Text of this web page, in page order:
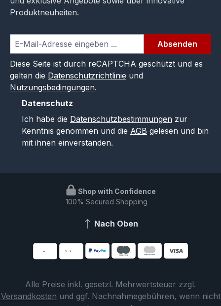
Produktneuheiten.
Absenden
Diese Seite ist durch reCAPTCHA geschützt und es
gelten die Datenschutzrichtlinie und
Nutzungsbedingungen.
Datenschutz
Ich habe die Datenschutzbestimmungen zur
Kenntnis genommen und die AGB gelesen und bin
mit ihnen einverstanden.
Shop with Confidence
100% Secured Shopping
Nach Oben
Alle Preise inkl. gesetzl. Mehrwertsteuer zzgl.
Versandkosten und ggf. Nachnahmegebühren, wenn nicht